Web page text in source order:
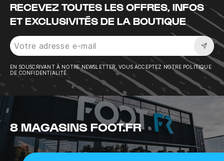
RECEVEZ TOUTES LES OFFRES, INFOS
ET EXCLUSIVITÉS DE LA BOUTIQUE
EN SOUSCRIVANT À NOTRE NEWSLETTER, VOUS ACCEPTEZ NOTRE POLITIQUE
DE CONFIDENTIALITÉ.
8 MAGASINS FOOT.FR